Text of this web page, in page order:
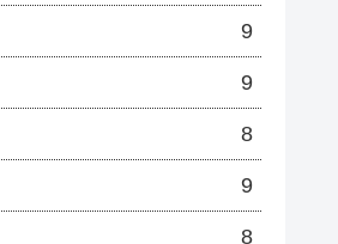
9
9
8
9
8